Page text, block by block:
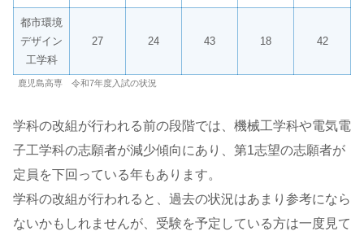
都市環境
デザイン
工学科
27 24 43 18 42
鹿児島高専 令和7年度入試の状況
学科の改組が行われる前の段階では、機械工学科や電気電
子工学科の志願者が減少傾向にあり、第1志望の志願者が
定員を下回っている年もあります。
学科の改組が行われると、過去の状況はあまり参考になら
ないかもしれませんが、受験を予定している方は一度見て